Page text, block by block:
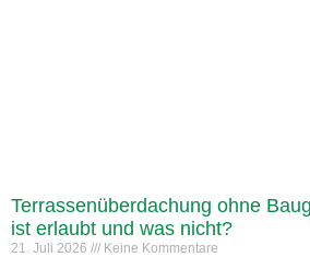
Terrassenüberdachung ohne
ist erlaubt und was nicht?
21. Juli 2026 Keine Kommentare